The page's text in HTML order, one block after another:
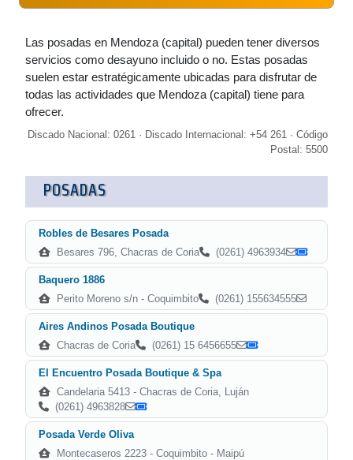
Las posadas en Mendoza (capital) pueden tener diversos
servicios como desayuno incluido o no. Estas posadas
suelen estar estratégicamente ubicadas para disfrutar de
todas las actividades que Mendoza (capital) tiene para
ofrecer.
Discado Nacional: 0261 · Discado Internacional: +54 261 · Código
Postal: 5500
POSADAS
Robles de Besares Posada
Besares 796, Chacras de Coria
(0261) 4963934
Baquero 1886
Perito Moreno s/n - Coquimbito
(0261) 155634555
Aires Andinos Posada Boutique
Chacras de Coria
(0261) 15 6456655
El Encuentro Posada Boutique & Spa
Candelaria 5413 - Chacras de Coria, Luján
(0261) 4963828
Posada Verde Oliva
Montecaseros 2223 - Coquimbito - Maipú